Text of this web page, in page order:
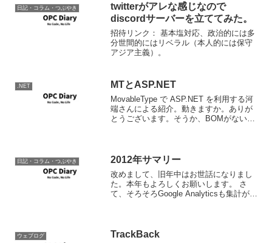
日記・コラム・つぶやき
twitterがアレな感じなので
discordサーバーを立ててみた。
招待リンク： 基本塩対応、政治的には多
分世間的にはリベラル（本人的には保守
アジア主義）。
.NET MTとASP.NET
MovableType で ASP.NET を利用する河
端さんによる紹介。動きますか。ありが
とうございます。そうか、BOMがないか
日記・コラム・つぶやき 2012年サマリー
改めまして、旧年中はお世話になりまし
た。本年もよろしくお願いします。 さ
て、そろそろGoogle Analyticsも集計が終
ウェブログ TrackBack